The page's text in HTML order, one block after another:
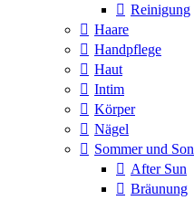
Reinigung
Haare
Handpflege
Haut
Intim
Körper
Nägel
Sommer und
After Sun
Bräunung